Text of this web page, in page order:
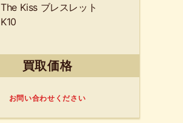
The Kiss ブレスレット
K10
買取価格
お問い合わせください